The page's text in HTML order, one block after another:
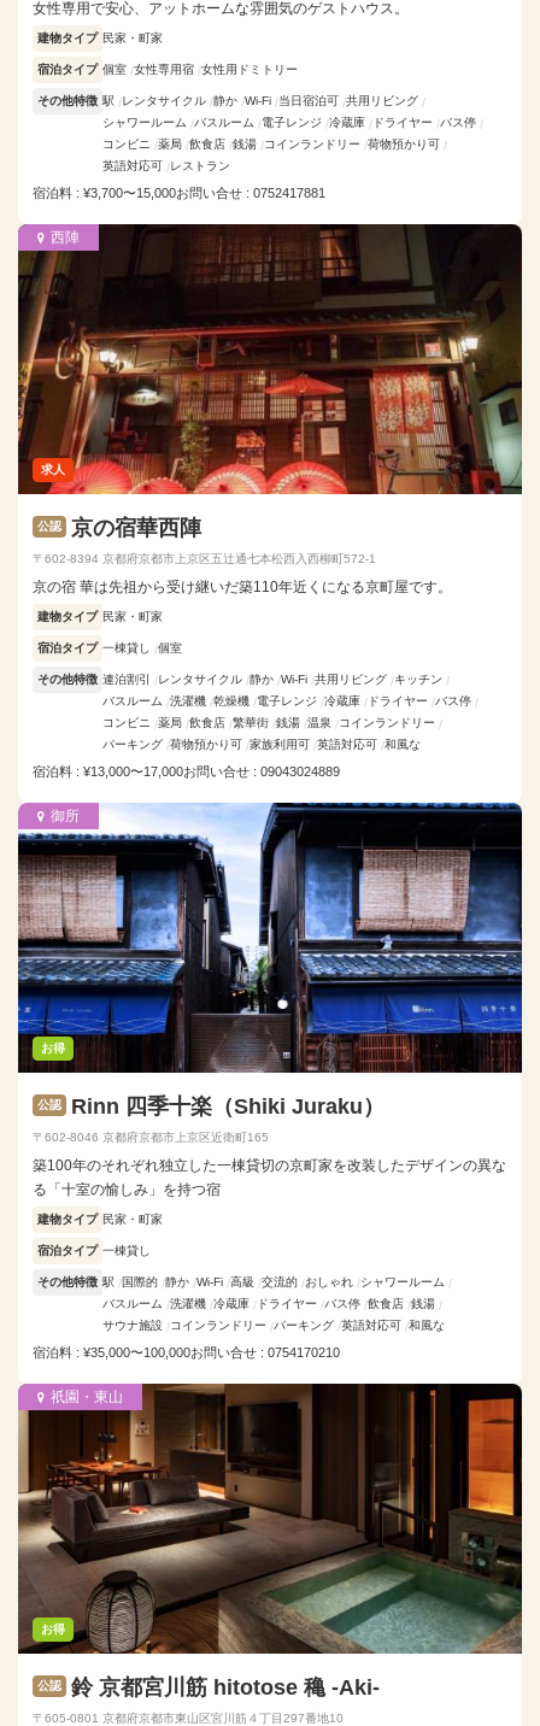
女性専用で安心、アットホームな雰囲気のゲストハウス。
建物タイプ 民家・町家
宿泊タイプ 個室 女性専用宿 女性用ドミトリー
その他特徴 駅 レンタサイクル 静か Wi-Fi 当日宿泊可 共用リビング
シャワールーム
バスルーム 電子レンジ 冷蔵庫 ドライヤー
バス停
コンビニ
薬局 飲食店 銭湯 コインランドリー
荷物預かり可
英語対応可
レストラン
宿泊料 : ¥3,700〜15,000お問い合せ : 0752417881
公認 京の宿華西陣
〒602-8394 京都府京都市上京区五辻通七本松西入西柳町572-1
西陣
京の宿 華は先祖から受け継いだ築110年近くになる京町屋です。
建物タイプ 民家・町家
宿泊タイプ 一棟貸し 個室
その他特徴 連泊割引 レンタサイクル 静か Wi-Fi 共用リビング
キッチン
バスルーム
洗濯機 乾燥機 電子レンジ 冷蔵庫 ドライヤー
バス停
コンビニ
薬局 飲食店 繁華街 銭湯 温泉
コインランドリー
パーキング 荷物預かり可 家族利用可 英語対応可 和風な
宿泊料 : ¥13,000〜17,000お問い合せ : 09043024889
求人
公認 Rinn 四季十楽（Shiki Juraku）
〒602-8046 京都府京都市上京区近衛町165
御所
築100年のそれぞれ独立した一棟貸切の京町家を改装したデザインの異な
る「十室の愉しみ」を持つ宿
建物タイプ 民家・町家
宿泊タイプ 一棟貸し
その他特徴 駅 国際的 静か Wi-Fi 高級 交流的 おしゃれ
シャワールーム
バスルーム
洗濯機 冷蔵庫 ドライヤー バス停 飲食店 銭湯
サウナ施設
コインランドリー パーキング 英語対応可 和風な
宿泊料 : ¥35,000〜100,000お問い合せ : 0754170210
お得
公認 鈴 京都宮川筋 hitotose 穐 -Aki-
〒605-0801 京都府京都市東山区宮川筋４丁目297番地10
祇園・東山
お得